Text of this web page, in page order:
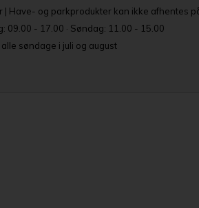
| Have- og parkprodukter kan ikke afhentes
09.00 - 17.00 · Søndag: 11.00 - 15.00
søndage i juli og august